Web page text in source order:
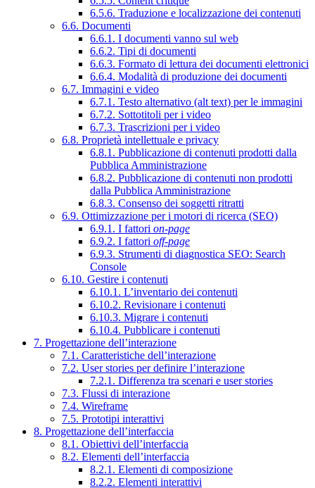
6.5.6. Traduzione e localizzazione dei contenuti
6.6. Documenti
6.6.1. I documenti vanno sul web
6.6.2. Tipi di documenti
6.6.3. Formato di lettura dei documenti elettronici
6.6.4. Modalità di produzione dei documenti
6.7. Immagini e video
6.7.1. Testo alternativo (alt text) per le immagini
6.7.2. Sottotitoli per i video
6.7.3. Trascrizioni per i video
6.8. Proprietà intellettuale e privacy
6.8.1. Pubblicazione di contenuti prodotti dalla
Pubblica Amministrazione
6.8.2. Pubblicazione di contenuti non prodotti
dalla Pubblica Amministrazione
6.8.3. Consenso dei soggetti ritratti
6.9. Ottimizzazione per i motori di ricerca (SEO)
6.9.1. I fattori on-page
6.9.2. I fattori off-page
6.9.3. Strumenti di diagnostica SEO: Search
Console
6.10. Gestire i contenuti
6.10.1. L’inventario dei contenuti
6.10.2. Revisionare i contenuti
6.10.3. Migrare i contenuti
6.10.4. Pubblicare i contenuti
7. Progettazione dell’interazione
7.1. Caratteristiche dell’interazione
7.2. User stories per definire l’interazione
7.2.1. Differenza tra scenari e user stories
7.3. Flussi di interazione
7.4. Wireframe
7.5. Prototipi interattivi
8. Progettazione dell’interfaccia
8.1. Obiettivi dell’interfaccia
8.2. Elementi dell’interfaccia
8.2.1. Elementi di composizione
8.2.2. Elementi interattivi